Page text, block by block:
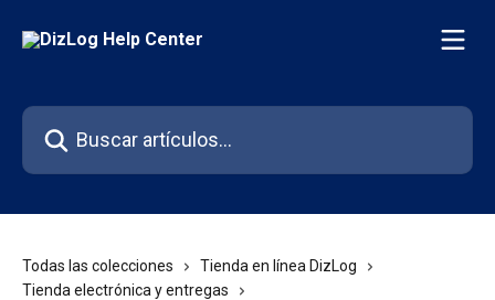
Buscar artículos...
Todas las colecciones
Tienda en línea DizLog
Tienda electrónica y entregas